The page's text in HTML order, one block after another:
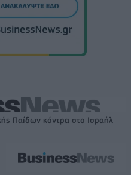
Παίδων κόντρα στο Ισραήλ